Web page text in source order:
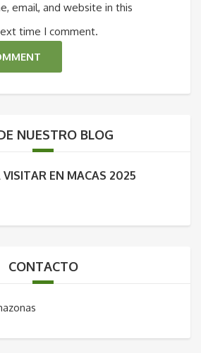
email, and website in this
time I comment.
NUESTRO BLOG
VISITAR EN MACAS 2025
CONTACTO